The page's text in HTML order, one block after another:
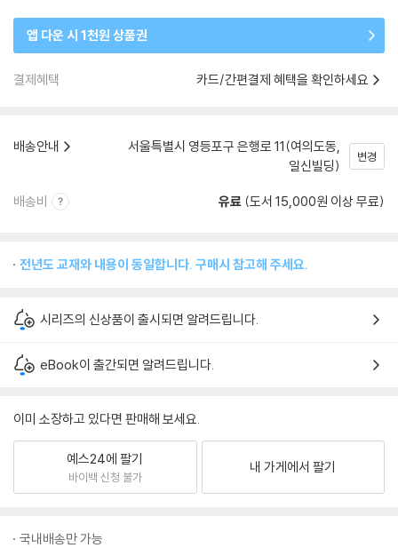
앱 다운 시 1천원 상품권
결제혜택 카드/간편결제 혜택을 확인하세요
배송안내
서울특별시 영등포구 은행로 11(여의도동,
일신빌딩)
변경
배송비 유료 (도서 15,000원 이상 무료)
전년도 교재와 내용이 동일합니다. 구매시 참고해 주세요.
시리즈의 신상품이 출시되면 알려드립니다.
eBook이 출간되면 알려드립니다.
이미 소장하고 있다면 판매해 보세요.
예스24에 팔기
바이백 신청 불가
내 가게에서 팔기
국내배송만 가능